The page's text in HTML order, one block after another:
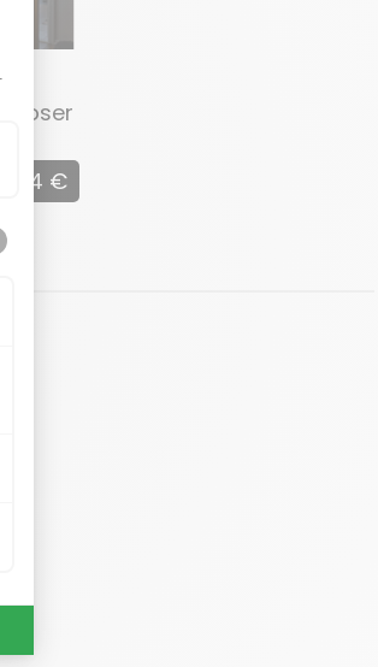
poser
1 034 €